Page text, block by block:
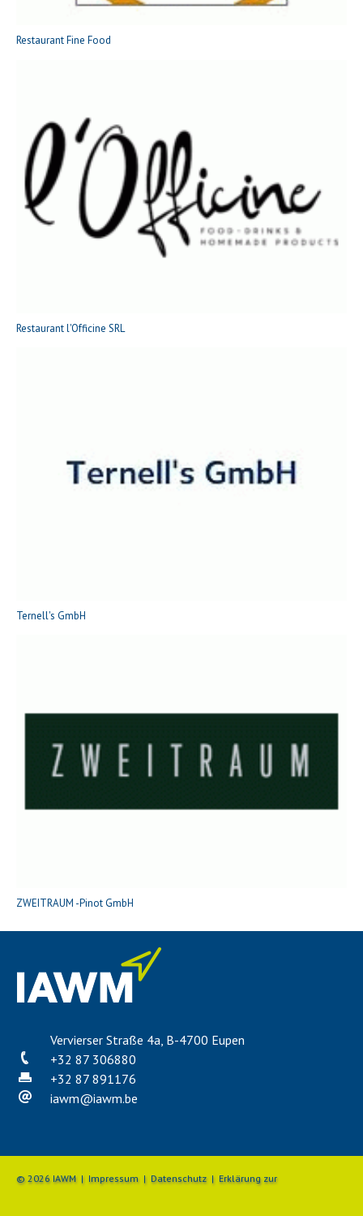
Restaurant Fine Food
Restaurant l'Officine SRL
Ternell's GmbH
ZWEITRAUM -Pinot GmbH
Vervierser Straße 4a, B-4700 Eupen
+32 87 306880
+32 87 891176
iawm@iawm.be
© 2026 IAWM | Impressum| Datenschutz| Erklärung zur